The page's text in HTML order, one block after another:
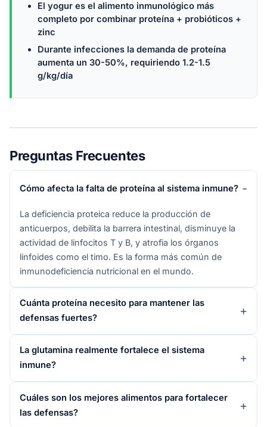
El yogur es el alimento inmunológico más
completo por combinar proteína + probióticos +
zinc
Durante infecciones la demanda de proteína
aumenta un 30-50%, requiriendo 1.2-1.5
g/kg/día
Preguntas Frecuentes
Cómo afecta la falta de proteína al sistema inmune?
La deficiencia proteica reduce la producción de
anticuerpos, debilita la barrera intestinal, disminuye la
actividad de linfocitos T y B, y atrofia los órganos
linfoides como el timo. Es la forma más común de
inmunodeficiencia nutricional en el mundo.
Cuánta proteína necesito para mantener las
defensas fuertes?
La glutamina realmente fortalece el sistema
inmune?
Cuáles son los mejores alimentos para fortalecer
las defensas?